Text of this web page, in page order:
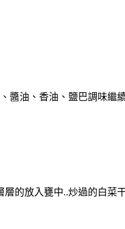
醬油、香油、鹽巴調味繼
層的放入甕中..炒過的白菜